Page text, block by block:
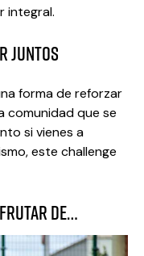
integral.
juntos
forma de reforzar
comunidad que se
si vienes a
este challenge
de…